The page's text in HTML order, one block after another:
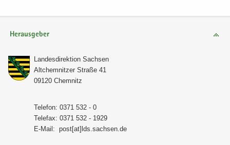
Herausgeber
Lan­des­di­rek­ti­on Sach­sen
Alt­chem­nit­zer Stra­ße 41
09120 Chem­nitz
Te­le­fon: 0371 532 - 0
Te­le­fax: 0371 532 - 1929
E-​Mail: post[at]lds.sach­sen.de